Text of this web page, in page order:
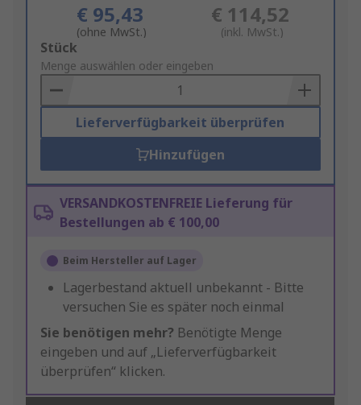
€ 95,43
(ohne MwSt.)
€ 114,52
(inkl. MwSt.)
Add
to
Basket
Stück
Menge auswählen oder eingeben
Lieferverfügbarkeit überprüfen
Hinzufügen
VERSANDKOSTENFREIE Lieferung für
Bestellungen ab € 100,00
Beim Hersteller auf Lager
Lagerbestand aktuell unbekannt - Bitte
versuchen Sie es später noch einmal
Sie benötigen mehr? Benötigte Menge
eingeben und auf „Lieferverfügbarkeit
überprüfen“ klicken.